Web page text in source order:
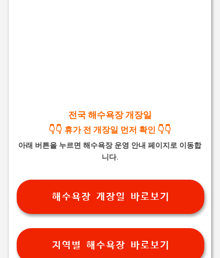
전국 해수욕장 개장일
👇👇 휴가 전 개장일 먼저 확인 👇👇
아래 버튼을 누르면 해수욕장 운영 안내 페이지로 이동합
니다.
해수욕장 개장일 바로보기
지역별 해수욕장 바로보기